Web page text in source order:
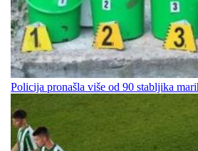
Policija pronašla više od 90 stabljika